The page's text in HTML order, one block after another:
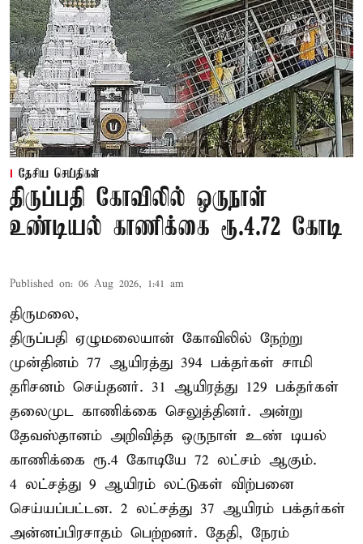
தேசிய செய்திகள்
திருப்பதி கோவிலில் ஒருநாள்
உண்டியல் காணிக்கை ரூ.4.72 கோடி
Published on: 06 Aug 2026, 1:41 am
திருமலை,
திருப்பதி ஏழுமலையான் கோவிலில் நேற்று
முன்தினம் 77 ஆயிரத்து 394 பக்தர்கள் சாமி
தரிசனம் செய்தனர். 31 ஆயிரத்து 129 பக்தர்கள்
தலைமுட காணிக்கை செலுத்தினர். அன்று
தேவஸ்தானம் அறிவித்த ஒருநாள் உண் டியல்
காணிக்கை ரூ.4 கோடியே 72 லட்சம் ஆகும்.
4 லட்சத்து 9 ஆயிரம் லட்டுகள் விற்பனை
செய்யப்பட்டன. 2 லட்சத்து 37 ஆயிரம் பக்தர்கள்
அன்னப்பிரசாதம் பெற்றனர். தேதி, நேரம்